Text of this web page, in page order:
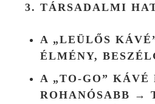
TÁRSADALMI
A „LEÜLŐS
ÉLMÉNY,
A „TO-GO” KÁVÉ
ROHANÓSABB →